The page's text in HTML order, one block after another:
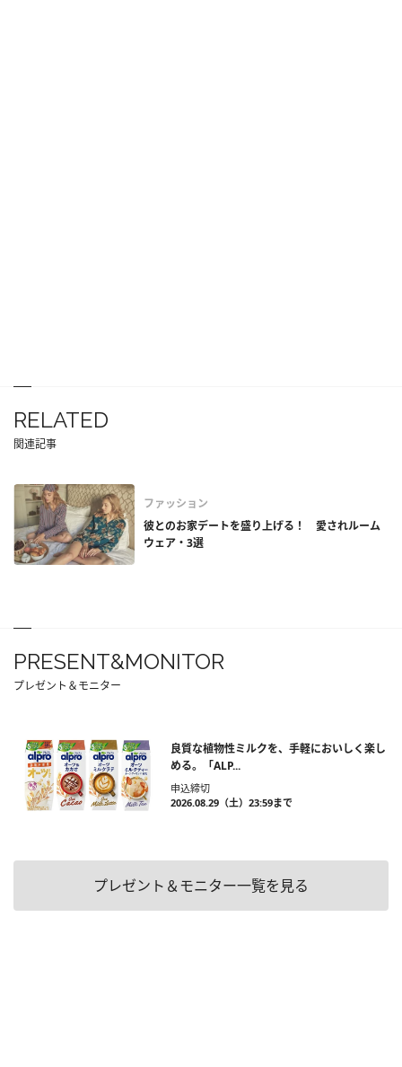
RELATED
関連記事
ファッション
彼とのお家デートを盛り上げる！ 愛されルーム
ウェア・3選
PRESENT&MONITOR
プレゼント＆モニター
良質な植物性ミルクを、手軽においしく楽し
める。「ALP...
申込締切
2026.08.29（土）23:59まで
プレゼント＆モニター一覧を見る